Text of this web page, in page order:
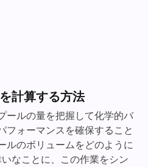
計算する方法
ールの量を把握して化学的バ
フォーマンスを確保すること
ルのボリュームをどのように
なことに、この作業をシン